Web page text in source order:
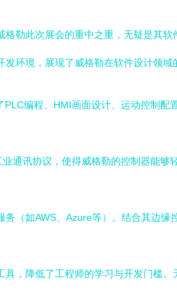
勒此次展会的重中之重，无疑是其
环境，展现了威格勒在软件设计领域
编程、HMI画面设计、运动控制
通讯协议，使得威格勒的控制器能
（如AWS、Azure等）。结合其边
具，降低了工程师的学习与开发门槛